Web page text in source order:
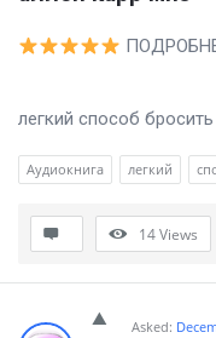
Как бросить
легкий способ
Аудиокнига легкий
14Views
Asked: